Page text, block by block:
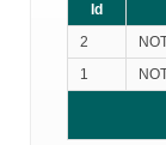
Id
2
1